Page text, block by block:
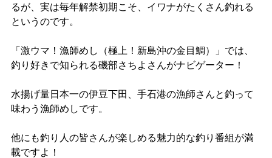
るが、実は毎年解禁初期こそ、イワナがたくさん釣れる
というのです。
「激ウマ！漁師めし（極上！新島沖の金目鯛）」では、
釣り好きで知られる磯部さちよさんがナビゲーター！
水揚げ量日本一の伊豆下田、手石港の漁師さんと釣って
味わう漁師めしです。
他にも釣り人の皆さんが楽しめる魅力的な釣り番組が満
載ですよ！